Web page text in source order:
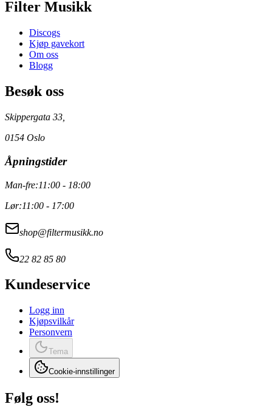
Filter Musikk
Discogs
Kjøp gavekort
Om oss
Blogg
Besøk oss
Skippergata 33,
0154 Oslo
Åpningstider
Man-fre:11:00 - 18:00
Lør:11:00 - 17:00
shop@filtermusikk.no
22 82 85 80
Kundeservice
Logg inn
Kjøpsvilkår
Personvern
Tema
Cookie-innstillinger
Følg oss!